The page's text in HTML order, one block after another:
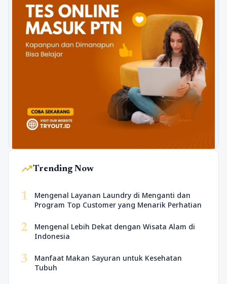
trending_upTrending Now
1
Mengenal Layanan Laundry di Menganti dan
Program Top Customer yang Menarik Perhatian
2
Mengenal Lebih Dekat dengan Wisata Alam di
Indonesia
3
Manfaat Makan Sayuran untuk Kesehatan
Tubuh